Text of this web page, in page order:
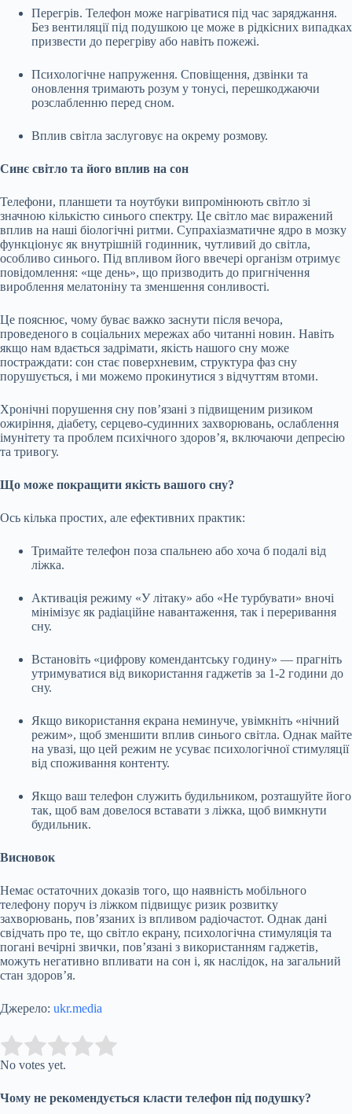
Перегрів. Телефон може нагріватися під час заряджання.
Без вентиляції під подушкою це може в рідкісних випадках
призвести до перегріву або навіть пожежі.
Психологічне напруження. Сповіщення, дзвінки та
оновлення тримають розум у тонусі, перешкоджаючи
розслабленню перед сном.
Вплив світла заслуговує на окрему розмову.
Синє світло та його вплив на сон
Телефони, планшети та ноутбуки випромінюють світло зі
значною кількістю синього спектру. Це світло має виражений
вплив на наші біологічні ритми. Супрахіазматичне ядро в мозку
функціонує як внутрішній годинник, чутливий до світла,
особливо синього. Під впливом його ввечері організм отримує
повідомлення: «ще день», що призводить до пригнічення
вироблення мелатоніну та зменшення сонливості.
Це пояснює, чому буває важко заснути після вечора,
проведеного в соціальних мережах або читанні новин. Навіть
якщо нам вдається задрімати, якість нашого сну може
постраждати: сон стає поверхневим, структура фаз сну
порушується, і ми можемо прокинутися з відчуттям втоми.
Хронічні порушення сну пов’язані з підвищеним ризиком
ожиріння, діабету, серцево-судинних захворювань, ослаблення
імунітету та проблем психічного здоров’я, включаючи депресію
та тривогу.
Що може покращити якість вашого сну?
Ось кілька простих, але ефективних практик:
Тримайте телефон поза спальнею або хоча б подалі від
ліжка.
Активація режиму «У літаку» або «Не турбувати» вночі
мінімізує як радіаційне навантаження, так і переривання
сну.
Встановіть «цифрову комендантську годину» — прагніть
утримуватися від використання гаджетів за 1-2 години до
сну.
Якщо використання екрана неминуче, увімкніть «нічний
режим», щоб зменшити вплив синього світла. Однак майте
на увазі, що цей режим не усуває психологічної стимуляції
від споживання контенту.
Якщо ваш телефон служить будильником, розташуйте його
так, щоб вам довелося вставати з ліжка, щоб вимкнути
будильник.
Висновок
Немає остаточних доказів того, що наявність мобільного
телефону поруч із ліжком підвищує ризик розвитку
захворювань, пов’язаних із впливом радіочастот. Однак дані
свідчать про те, що світло екрану, психологічна стимуляція та
погані вечірні звички, пов’язані з використанням гаджетів,
можуть негативно впливати на сон і, як наслідок, на загальний
стан здоров’я.
Джерело: ukr.media
Rate this item:
No votes yet.
Чому не рекомендується класти телефон під подушку?